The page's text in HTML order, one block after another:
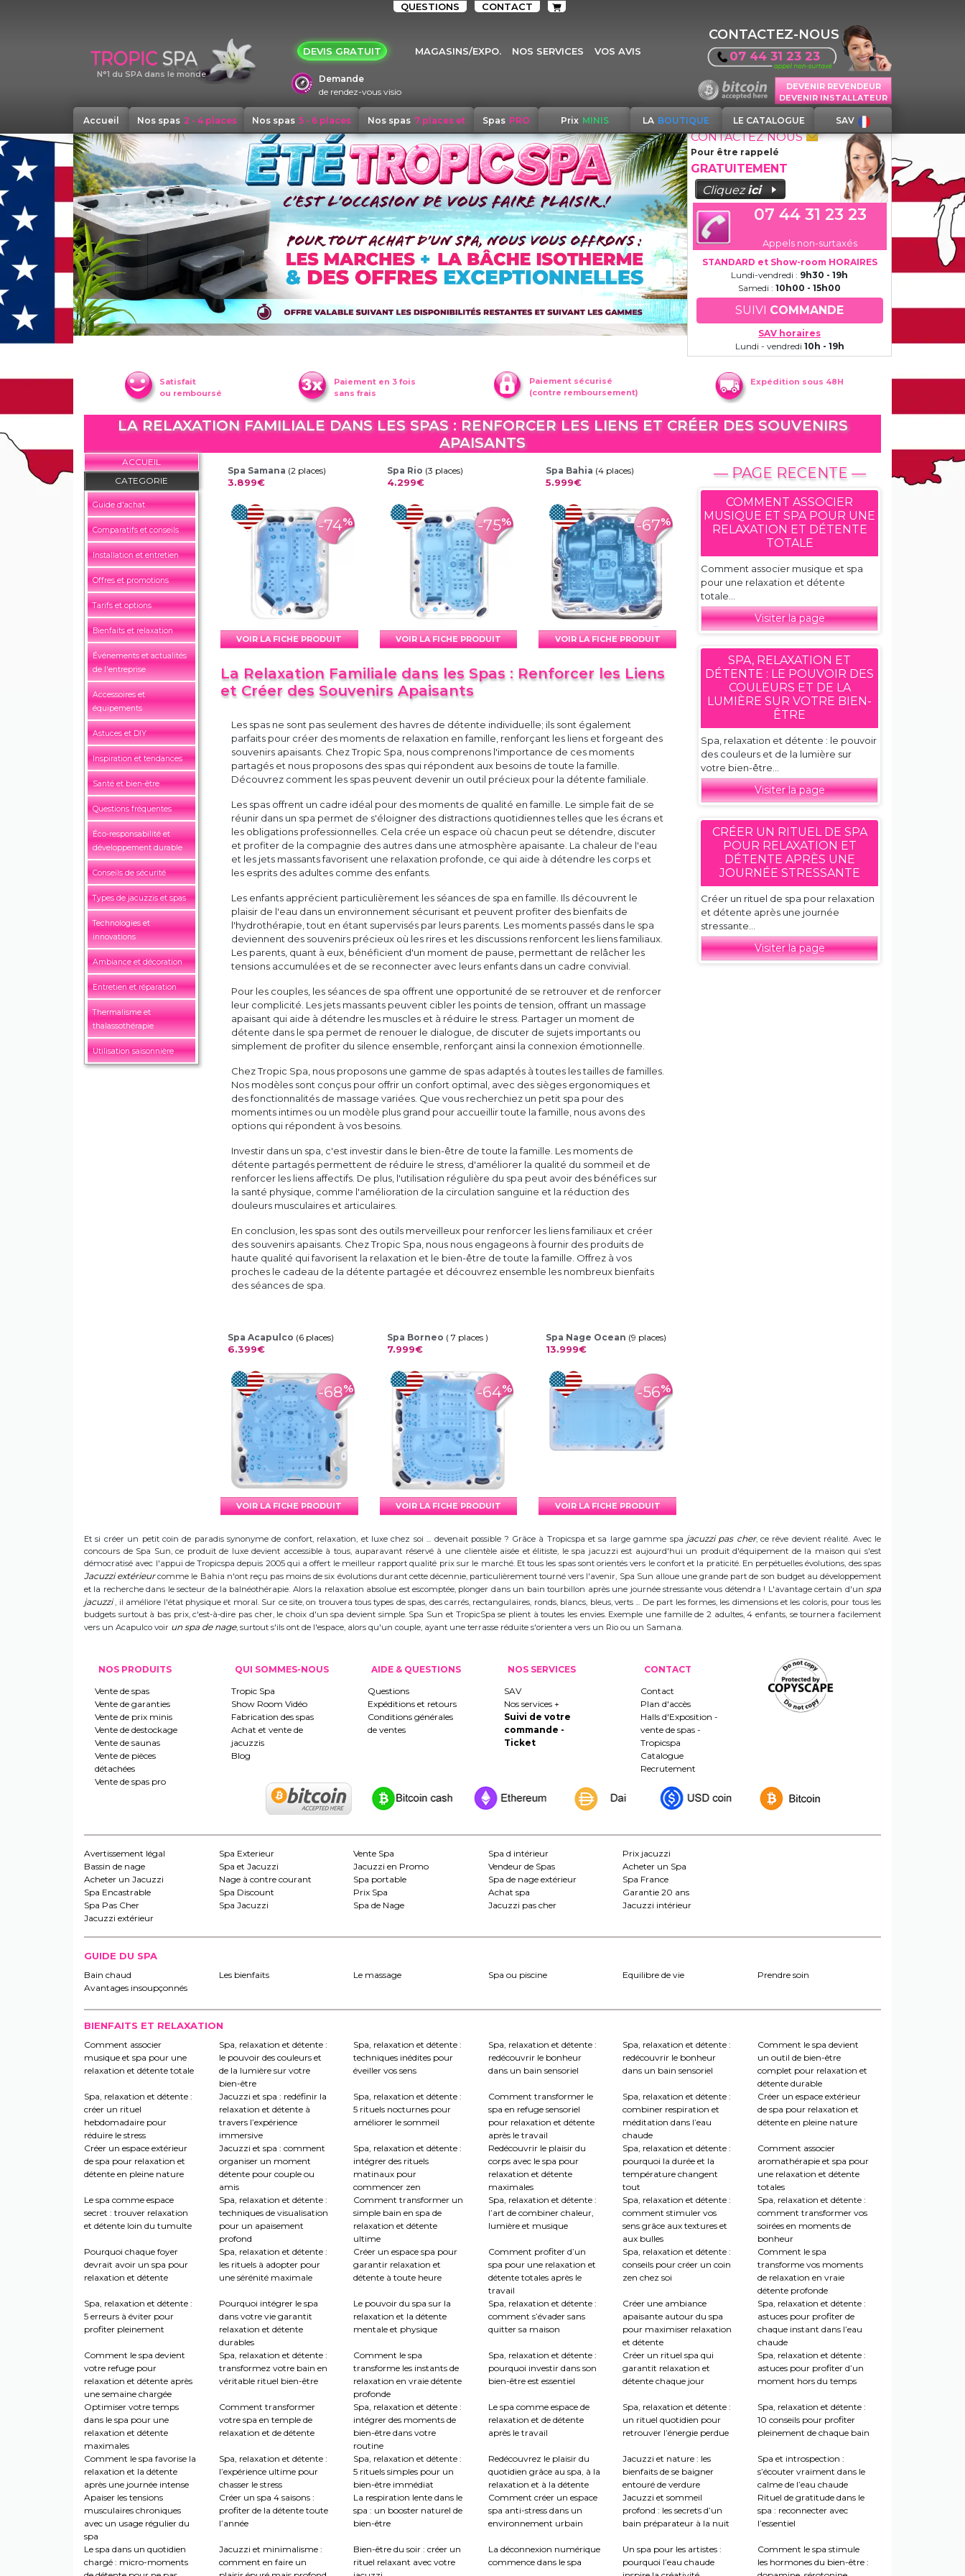
QUESTIONS CONTACT
N°1 du SPA dans le monde
DEVIS GRATUIT MAGASINS/EXPO. NOS SERVICES VOS AVIS
Demande
de rendez-vous visio
CONTACTEZ-NOUS
07 44 31 23 23
DEVENIR REVENDEUR
DEVENIR INSTALLATEUR
Accueil Nos spas 2 - 4 places Nos spas 5 - 6 places Nos spas 7 places et
+
Spas PRO Prix MINIS LA BOUTIQUE LE CATALOGUE SAV
CONTACTEZ NOUS
Pour être rappelé
GRATUITEMENT
Cliquezici
07 44 31 23 23
Appels non-surtaxés
STANDARD et Show-room HORAIRES
Lundi-vendredi : 9h30 - 19h
Samedi : 10h00 - 15h00
SUIVI COMMANDE
SAV horaires
Lundi - vendredi 10h - 19h
Satisfait
ou remboursé
Paiement en 3 fois
sans frais
Paiement sécurisé
(contre remboursement)
Expédition sous 48H
LA RELAXATION FAMILIALE DANS LES SPAS : RENFORCER LES LIENS ET CRÉER DES SOUVENIRS
APAISANTS
ACCUEIL
CATEGORIE
Guide d'achat
Comparatifs et conseils
Installation et entretien
Offres et promotions
Tarifs et options
Bienfaits et relaxation
Événements et actualités
de l'entreprise
Accessoires et
équipements
Astuces et DIY
Inspiration et tendances
Santé et bien-être
Questions fréquentes
Éco-responsabilité et
développement durable
Conseils de sécurité
Types de jacuzzis et spas
Technologies et
innovations
Ambiance et décoration
Entretien et réparation
Thermalisme et
thalassothérapie
Utilisation saisonnière
Spa Samana (2 places)
3.899€
-74%
VOIR LA FICHE PRODUIT
Spa Rio (3 places)
4.299€
-75%
VOIR LA FICHE PRODUIT
Spa Bahia (4 places)
5.999€
-67%
VOIR LA FICHE PRODUIT
La Relaxation Familiale dans les Spas : Renforcer les Liens
et Créer des Souvenirs Apaisants
Les spas ne sont pas seulement des havres de détente individuelle; ils sont également
parfaits pour créer des moments de relaxation en famille, renforçant les liens et forgeant des
souvenirs apaisants. Chez Tropic Spa, nous comprenons l'importance de ces moments
partagés et nous proposons des spas qui répondent aux besoins de toute la famille.
Découvrez comment les spas peuvent devenir un outil précieux pour la détente familiale.
Les spas offrent un cadre idéal pour des moments de qualité en famille. Le simple fait de se
réunir dans un spa permet de s'éloigner des distractions quotidiennes telles que les écrans et
les obligations professionnelles. Cela crée un espace où chacun peut se détendre, discuter
et profiter de la compagnie des autres dans une atmosphère apaisante. La chaleur de l'eau
et les jets massants favorisent une relaxation profonde, ce qui aide à détendre les corps et
les esprits des adultes comme des enfants.
Les enfants apprécient particulièrement les séances de spa en famille. Ils découvrent le
plaisir de l'eau dans un environnement sécurisant et peuvent profiter des bienfaits de
l'hydrothérapie, tout en étant supervisés par leurs parents. Les moments passés dans le spa
deviennent des souvenirs précieux où les rires et les discussions renforcent les liens familiaux.
Les parents, quant à eux, bénéficient d'un moment de pause, permettant de relâcher les
tensions accumulées et de se reconnecter avec leurs enfants dans un cadre convivial.
Pour les couples, les séances de spa offrent une opportunité de se retrouver et de renforcer
leur complicité. Les jets massants peuvent cibler les points de tension, offrant un massage
apaisant qui aide à détendre les muscles et à réduire le stress. Partager un moment de
détente dans le spa permet de renouer le dialogue, de discuter de sujets importants ou
simplement de profiter du silence ensemble, renforçant ainsi la connexion émotionnelle.
Chez Tropic Spa, nous proposons une gamme de spas adaptés à toutes les tailles de familles.
Nos modèles sont conçus pour offrir un confort optimal, avec des sièges ergonomiques et
des fonctionnalités de massage variées. Que vous recherchiez un petit spa pour des
moments intimes ou un modèle plus grand pour accueillir toute la famille, nous avons des
options qui répondent à vos besoins.
Investir dans un spa, c'est investir dans le bien-être de toute la famille. Les moments de
détente partagés permettent de réduire le stress, d'améliorer la qualité du sommeil et de
renforcer les liens affectifs. De plus, l'utilisation régulière du spa peut avoir des bénéfices sur
la santé physique, comme l'amélioration de la circulation sanguine et la réduction des
douleurs musculaires et articulaires.
En conclusion, les spas sont des outils merveilleux pour renforcer les liens familiaux et créer
des souvenirs apaisants. Chez Tropic Spa, nous nous engageons à fournir des produits de
haute qualité qui favorisent la relaxation et le bien-être de toute la famille. Offrez à vos
proches le cadeau de la détente partagée et découvrez ensemble les nombreux bienfaits
des séances de spa.
Spa Acapulco (6 places)
6.399€
-68%
VOIR LA FICHE PRODUIT
Spa Borneo ( 7 places )
7.999€
-64%
VOIR LA FICHE PRODUIT
Spa Nage Ocean (9 places)
13.999€
-56%
VOIR LA FICHE PRODUIT
— PAGE RECENTE —
COMMENT ASSOCIER
MUSIQUE ET SPA POUR UNE
RELAXATION ET DÉTENTE
TOTALE
Comment associer musique et spa
pour une relaxation et détente
totale...
Visiter la page
SPA, RELAXATION ET
DÉTENTE : LE POUVOIR DES
COULEURS ET DE LA
LUMIÈRE SUR VOTRE BIEN-
ÊTRE
Spa, relaxation et détente : le pouvoir
des couleurs et de la lumière sur
votre bien-être...
Visiter la page
CRÉER UN RITUEL DE SPA
POUR RELAXATION ET
DÉTENTE APRÈS UNE
JOURNÉE STRESSANTE
Créer un rituel de spa pour relaxation
et détente après une journée
stressante...
Visiter la page
Et si créer un petit coin de paradis synonyme de confort, relaxation, et luxe chez soi ... devenait possible ? Grâce à Tropicspa et sa large gamme spa jacuzzi pas cher, ce rêve devient réalité. Avec le
concours de Spa Sun, ce produit de luxe devient accessible à tous, auparavant réservé à une clientèle aisée et élitiste, le spa jacuzzi est aujourd'hui un produit d'équipement de la maison qui s'est
démocratisé avec l'appui de Tropicspa depuis 2005 qui a offert le meilleur rapport qualité prix sur le marché. Et tous les spas sont orientés vers le confort et la praticité. En perpétuelles évolutions, des spas
Jacuzzi extérieurcomme le Bahia n'ont reçu pas moins de six évolutions durant cette décennie, particulièrement tourné vers l'avenir, Spa Sun alloue une grande part de son budget au développement
et la recherche dans le secteur de la balnéothérapie. Alors la relaxation absolue est escomptée, plonger dans un bain tourbillon après une journée stressante vous détendra ! L'avantage certain d'un spa
jacuzzi, il améliore l'état physique et moral. Sur ce site, on trouvera tous types de spas, des carrés, rectangulaires, ronds, blancs, bleus, verts ... De part les formes, les dimensions et les coloris, pour tous les
budgets surtout à bas prix, c'est-à-dire pas cher, le choix d'un spa devient simple. Spa Sun et TropicSpa se plient à toutes les envies. Exemple une famille de 2 adultes, 4 enfants, se tournera facilement
vers un Acapulco voir un spa de nage, surtout s'ils ont de l'espace, alors qu'un couple, ayant une terrasse réduite s'orientera vers un Rio ou un Samana.
NOS PRODUITS
Vente de spas
Vente de garanties
Vente de prix minis
Vente de destockage
Vente de saunas
Vente de pièces
détachées
Vente de spas pro
QUI SOMMES-NOUS
Tropic Spa
Show Room Vidéo
Fabrication des spas
Achat et vente de
jacuzzis
Blog
AIDE & QUESTIONS
Questions
Expéditions et retours
Conditions générales
de ventes
NOS SERVICES
SAV
Nos services +
Suivi de votre
commande -
Ticket
CONTACT
Contact
Plan d'accès
Halls d'Exposition -
vente de spas -
Tropicspa
Catalogue
Recrutement
Avertissement légal Spa Exterieur Vente Spa Spa d intérieur
Prix jacuzzi
Bassin de nage
Spa et Jacuzzi Jacuzzi en Promo Vendeur de Spas
Acheter un Spa
Acheter un Jacuzzi
Nage à contre courant Spa portable Spa de nage extérieur
Spa France
Spa Encastrable
Spa Discount Prix Spa Achat spa
Garantie 20 ans
Spa Pas Cher
Spa Jacuzzi Spa de Nage Jacuzzi pas cher
Jacuzzi intérieur
Jacuzzi extérieur
GUIDE DU SPA
Bain chaud Les bienfaits Le massage Spa ou piscine Equilibre de vie
Prendre soin
Avantages insoupçonnés
BIENFAITS ET RELAXATION
Comment associer
musique et spa pour une
relaxation et détente totale
Spa, relaxation et détente :
le pouvoir des couleurs et
de la lumière sur votre
bien-être
Spa, relaxation et détente :
techniques inédites pour
éveiller vos sens
Spa, relaxation et détente :
redécouvrir le bonheur
dans un bain sensoriel
Spa, relaxation et détente :
redécouvrir le bonheur
dans un bain sensoriel
Comment le spa devient
un outil de bien-être
complet pour relaxation et
détente durable
Spa, relaxation et détente :
créer un rituel
hebdomadaire pour
réduire le stress
Jacuzzi et spa : redéfinir la
relaxation et détente à
travers l’expérience
immersive
Spa, relaxation et détente :
5 rituels nocturnes pour
améliorer le sommeil
Comment transformer le
spa en refuge sensoriel
pour relaxation et détente
après le travail
Spa, relaxation et détente :
combiner respiration et
méditation dans l’eau
chaude
Créer un espace extérieur
de spa pour relaxation et
détente en pleine nature
Créer un espace extérieur
de spa pour relaxation et
détente en pleine nature
Jacuzzi et spa : comment
organiser un moment
détente pour couple ou
amis
Spa, relaxation et détente :
intégrer des rituels
matinaux pour
commencer zen
Redécouvrir le plaisir du
corps avec le spa pour
relaxation et détente
maximales
Spa, relaxation et détente :
pourquoi la durée et la
température changent
tout
Comment associer
aromathérapie et spa pour
une relaxation et détente
totales
Le spa comme espace
secret : trouver relaxation
et détente loin du tumulte
Spa, relaxation et détente :
techniques de visualisation
pour un apaisement
profond
Comment transformer un
simple bain en spa de
relaxation et détente
ultime
Spa, relaxation et détente :
l’art de combiner chaleur,
lumière et musique
Spa, relaxation et détente :
comment stimuler vos
sens grâce aux textures et
aux bulles
Spa, relaxation et détente :
comment transformer vos
soirées en moments de
bonheur
Pourquoi chaque foyer
devrait avoir un spa pour
relaxation et détente
Spa, relaxation et détente :
les rituels à adopter pour
une sérénité maximale
Créer un espace spa pour
garantir relaxation et
détente à toute heure
Comment profiter d’un
spa pour une relaxation et
détente totales après le
travail
Spa, relaxation et détente :
conseils pour créer un coin
zen chez soi
Comment le spa
transforme vos moments
de relaxation en vraie
détente profonde
Spa, relaxation et détente :
5 erreurs à éviter pour
profiter pleinement
Pourquoi intégrer le spa
dans votre vie garantit
relaxation et détente
durables
Le pouvoir du spa sur la
relaxation et la détente
mentale et physique
Spa, relaxation et détente :
comment s’évader sans
quitter sa maison
Créer une ambiance
apaisante autour du spa
pour maximiser relaxation
et détente
Spa, relaxation et détente :
astuces pour profiter de
chaque instant dans l’eau
chaude
Comment le spa devient
votre refuge pour
relaxation et détente après
une semaine chargée
Spa, relaxation et détente :
transformez votre bain en
véritable rituel bien-être
Comment le spa
transforme les instants de
relaxation en vraie détente
profonde
Spa, relaxation et détente :
pourquoi investir dans son
bien-être est essentiel
Créer un rituel spa qui
garantit relaxation et
détente chaque jour
Spa, relaxation et détente :
astuces pour profiter d’un
moment hors du temps
Optimiser votre temps
dans le spa pour une
relaxation et détente
maximales
Comment transformer
votre spa en temple de
relaxation et de détente
Spa, relaxation et détente :
intégrer des moments de
bien-être dans votre
routine
Le spa comme espace de
relaxation et de détente
après le travail
Spa, relaxation et détente :
un rituel quotidien pour
retrouver l’énergie perdue
Spa, relaxation et détente :
10 conseils pour profiter
pleinement de chaque bain
Comment le spa favorise la
relaxation et la détente
après une journée intense
Spa, relaxation et détente :
l’expérience ultime pour
chasser le stress
Spa, relaxation et détente :
5 rituels simples pour un
bien-être immédiat
Redécouvrez le plaisir du
quotidien grâce au spa, à la
relaxation et à la détente
Jacuzzi et nature : les
bienfaits de se baigner
entouré de verdure
Spa et introspection :
s’écouter vraiment dans le
calme de l’eau chaude
Apaiser les tensions
musculaires chroniques
avec un usage régulier du
spa
Créer un spa 4 saisons :
profiter de la détente toute
l’année
La respiration lente dans le
spa : un booster naturel de
bien-être
Comment créer un espace
spa anti-stress dans un
environnement urbain
Jacuzzi et sommeil
profond : les secrets d’un
bain préparateur à la nuit
Rituel de gratitude dans le
spa : reconnecter avec
l’essentiel
Le spa dans un quotidien
chargé : micro-moments
Jacuzzi et minimalisme :
comment en faire un
Bien-être du soir : créer un
rituel relaxant avec votre
La déconnexion numérique
commence dans le spa
Un spa pour les artistes :
pourquoi l’eau chaude
Comment le spa stimule
les hormones du bien-être :